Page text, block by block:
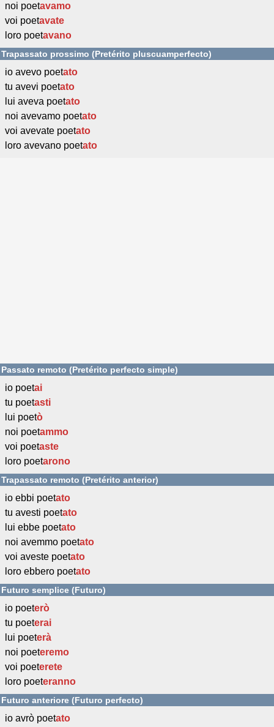
noi poetavamo
voi poetavate
loro poetavano
Trapassato prossimo (Pretérito pluscuamperfecto)
io avevo poetato
tu avevi poetato
lui aveva poetato
noi avevamo poetato
voi avevate poetato
loro avevano poetato
Passato remoto (Pretérito perfecto simple)
io poetai
tu poetasti
lui poetò
noi poetammo
voi poetaste
loro poetarono
Trapassato remoto (Pretérito anterior)
io ebbi poetato
tu avesti poetato
lui ebbe poetato
noi avemmo poetato
voi aveste poetato
loro ebbero poetato
Futuro semplice (Futuro)
io poeterò
tu poeterai
lui poeterà
noi poeteremo
voi poeterete
loro poeteranno
Futuro anteriore (Futuro perfecto)
io avrò poetato